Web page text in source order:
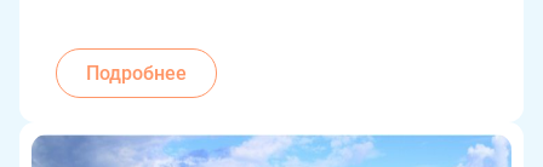
центральный костел Республики Беларусь –
Фарный костел XVIII века, монастырь
XVIII века, старый […]
Подробнее